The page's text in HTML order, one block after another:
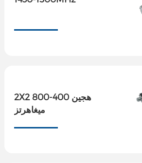
2X2 هجين 400-800
ميغاهرتز